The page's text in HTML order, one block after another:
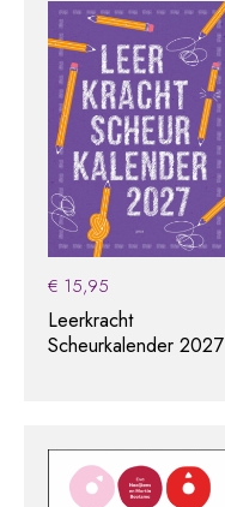
€ 15,95
Leerkracht
Scheurkalender 2027